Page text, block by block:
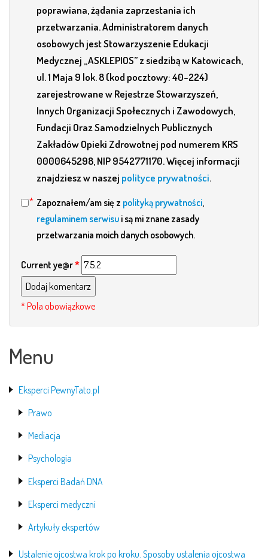
poprawiana, żądania zaprzestania ich
przetwarzania. Administratorem danych
osobowych jest Stowarzyszenie Edukacji
Medycznej „ASKLEPIOS” z siedzibą w Katowicach,
ul. 1 Maja 9 lok. 8 (kod pocztowy: 40-224)
zarejestrowane w Rejestrze Stowarzyszeń,
Innych Organizacji Społecznych i Zawodowych,
Fundacji Oraz Samodzielnych Publicznych
Zakładów Opieki Zdrowotnej pod numerem KRS
0000645298, NIP 9542771170. Więcej informacji
znajdziesz w naszej polityce prywatności.
Zapoznałem/am się z polityką prywatności
regulaminem serwisu i są mi znane zasady
przetwarzania moich danych osobowych.
Current ye@r*
Menu
Eksperci PewnyTato.pl
Prawo
Mediacja
Psychologia
Eksperci Badań DNA
Eksperci medyczni
Artykuły ekspertów
Ustalenie ojcostwa krok po kroku. Sposoby ustalenia ojcostwa